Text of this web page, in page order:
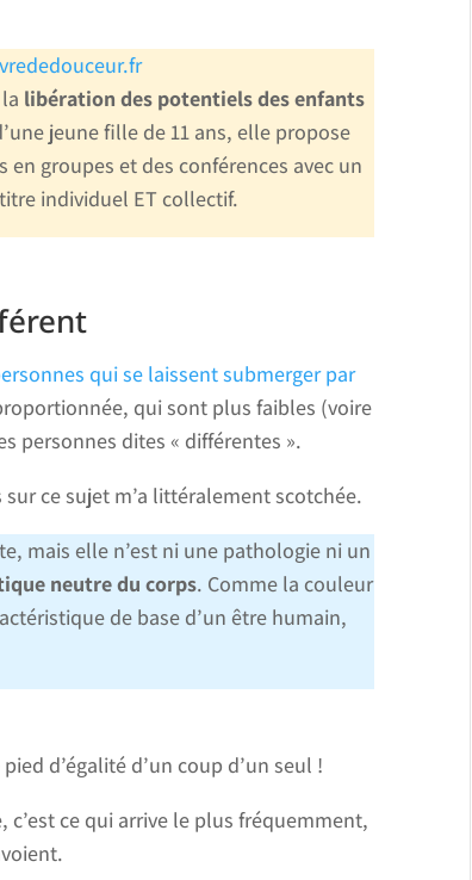
libération des potentiels des enfants
jeune fille de 11 ans, elle propose
groupes et des conférences avec un
individuel ET collectif.
qui se laissent submerger par
qui sont plus faibles (voire
personnes dites « différentes ».
ce sujet m’a littéralement scotchée.
mais elle n’est ni une pathologie ni un
neutre du corps. Comme la couleur
de base d’un être humain,
d’égalité d’un coup d’un seul !
ce qui arrive le plus fréquemment,